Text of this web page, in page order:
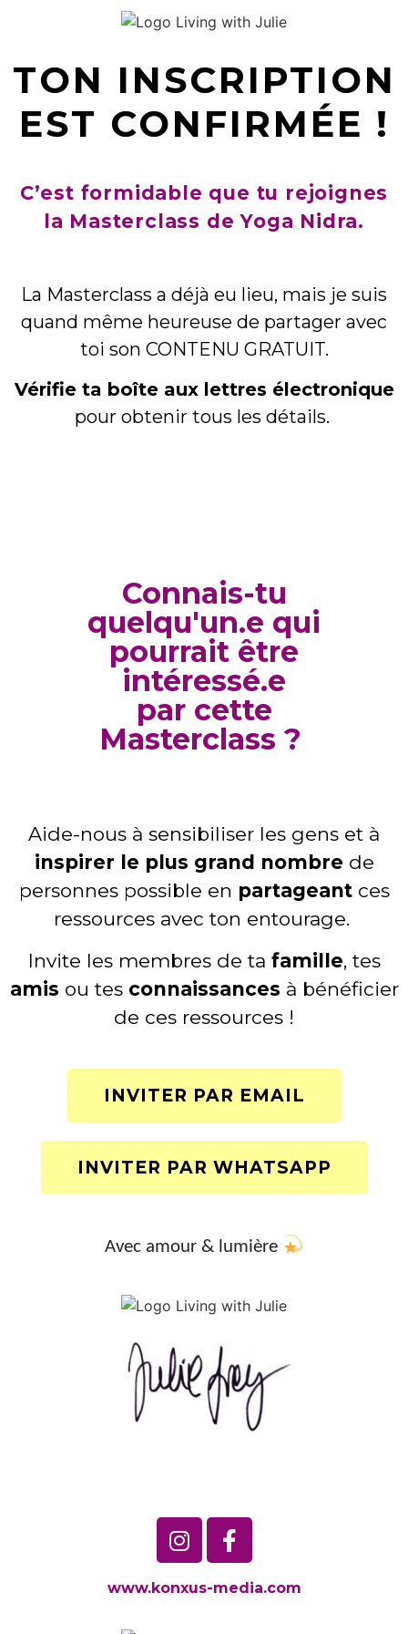
TON INSCRIPTION
EST CONFIRMÉE !
C’est formidable que tu rejoignes
la Masterclass de Yoga Nidra.
La Masterclass a déjà eu lieu, mais je suis
quand même heureuse de partager avec
toi son CONTENU GRATUIT.
Vérifie ta boîte aux lettres électronique
pour obtenir tous les détails.
Connais-tu
quelqu'un.e qui
pourrait être
intéressé.e
par cette
Masterclass ?
Aide-nous à sensibiliser les gens et à
inspirer le plus grand nombre de
personnes possible en partageant ces
ressources avec ton entourage.
Invite les membres de ta famille, tes
amis ou tes connaissances à bénéficier
de ces ressources !
INVITER PAR EMAIL
INVITER PAR WHATSAPP
Avec amour & lumière
www.konxus-media.com